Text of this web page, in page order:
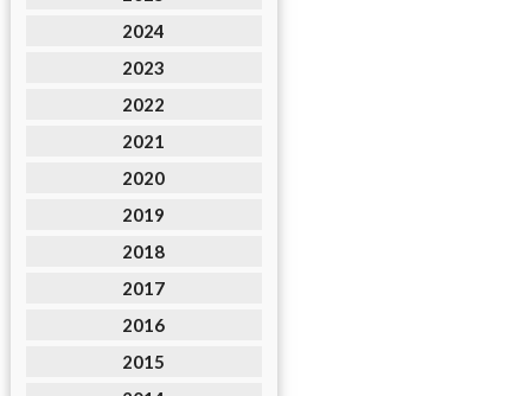
2024
2023
2022
2021
2020
2019
2018
2017
2016
2015